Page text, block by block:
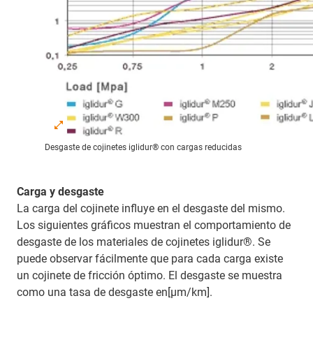
Desgaste de cojinetes iglidur® con cargas reducidas
Carga y desgaste
La carga del cojinete influye en el desgaste del mismo.
Los siguientes gráficos muestran el comportamiento de
desgaste de los materiales de cojinetes iglidur®. Se
puede observar fácilmente que para cada carga existe
un cojinete de fricción óptimo. El desgaste se muestra
como una tasa de desgaste en[μm/km].